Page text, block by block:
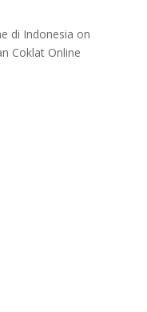
di Indonesia on
Coklat Online